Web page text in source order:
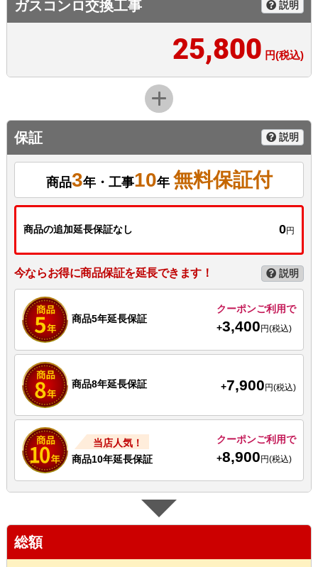
ガスコンロ交換工事 説明
25,800 円(税込)
保証 説明
商品3年・工事10年 無料保証付
商品の追加延長保証なし 0円
今ならお得に商品保証を延長できます！ 説明
商品5年延長保証
クーポンご利用で
+3,400 円(税込)
商品8年延長保証 +7,900円(税込)
当店人気！
商品10年延長保証
クーポンご利用で
+8,900 円(税込)
総額